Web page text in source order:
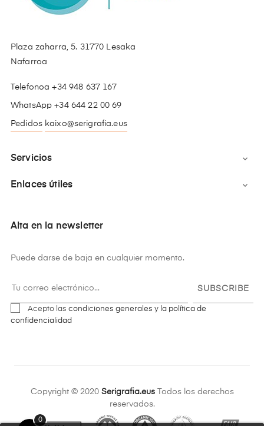
Plaza zaharra, 5. 31770 Lesaka
Nafarroa
Telefonoa +34 948 637 167
WhatsApp +34 644 22 00 69
Pedidos kaixo@serigrafia.eus
Servicios 
Enlaces útiles 
Alta en la newsletter
Puede darse de baja en cualquier momento.
SUBSCRIBE
Acepto las condiciones generales y la política de
confidencialidad
Copyright © 2020 Serigrafia.eusTodos los derechos
reservados.
0